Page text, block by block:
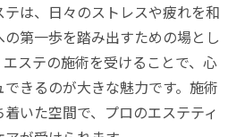
ったら押さえたいポイント
目的と悩みの整理が大切
ステサロンの見極め方
内容と雰囲気を比較する方法
は、日々のストレスや疲れを和
第一歩を踏み出すための場とし
ステの施術を受けることで、心
きるのが大きな魅力です。施術
いた空間で、プロのエステティ